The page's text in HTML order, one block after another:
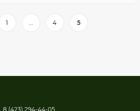
1 ... 4 5
8 (423) 294-44-05